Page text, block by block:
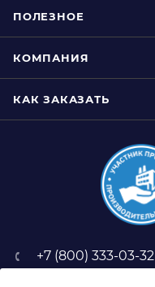
ПОЛЕЗНОЕ
КОМПАНИЯ
КАК ЗАКАЗАТЬ
+7 (800) 333-03-32